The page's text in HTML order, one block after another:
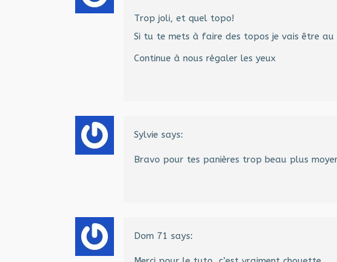
Trop joli, et quel topo!
Si tu te mets à faire des topos je vais être au
Continue à nous régaler les yeux
Sylvie says:
Bravo pour tes panières trop beau plus
Dom 71 says: